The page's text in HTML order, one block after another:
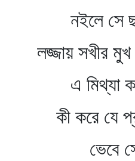
নইলে সে
লজ্জায় সখীর মুখ
এ মিথ্যা
কী করে যে
ভেবে সে